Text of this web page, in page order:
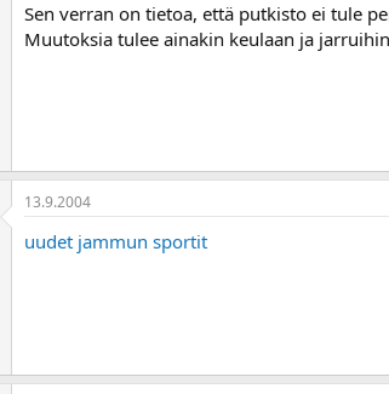
Sen verran on tietoa, että putkisto ei tule
Muutoksia tulee ainakin keulaan ja
13.9.2004
uudet jammun sportit